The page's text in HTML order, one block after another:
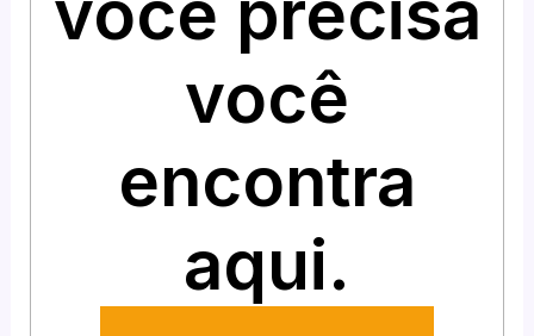
você
encontra
aqui.